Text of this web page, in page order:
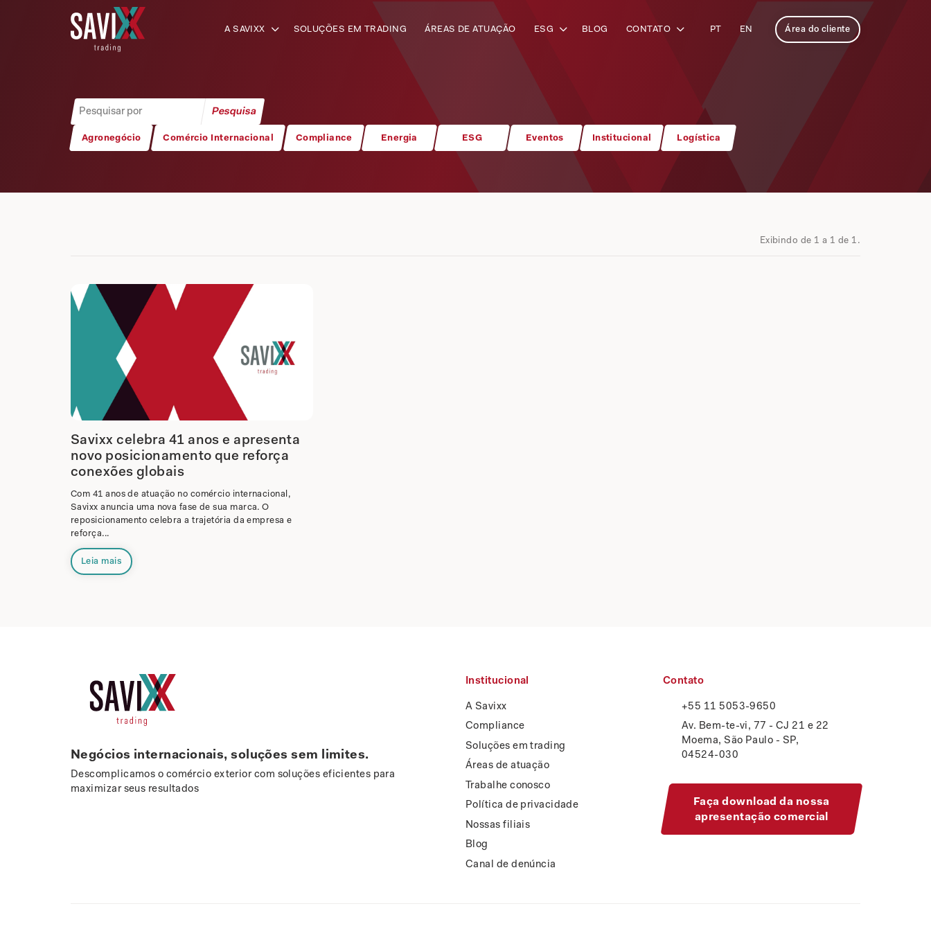
A SAVIXX SOLUÇÕES EM TRADING ÁREAS DE ATUAÇÃO ESG BLOG CONTATO PT EN Área do cliente
Agronegócio Comércio Internacional Compliance Energia ESG Eventos Institucional Logística
Exibindo de 1 a 1 de 1.
Savixx celebra 41 anos e apresenta
novo posicionamento que reforça
conexões globais
Com 41 anos de atuação no comércio internacional,
Savixx anuncia uma nova fase de sua marca. O
reposicionamento celebra a trajetória da empresa e
reforça...
Leia mais
Negócios internacionais, soluções sem limites.
Descomplicamos o comércio exterior com soluções eficientes para
maximizar seus resultados
Institucional
A Savixx
Compliance
Soluções em trading
Áreas de atuação
Trabalhe conosco
Política de privacidade
Nossas filiais
Blog
Canal de denúncia
Contato
+55 11 5053-9650
Av. Bem-te-vi, 77 - CJ 21 e 22
Moema, São Paulo - SP,
04524-030
Faça download da nossa
apresentação comercial